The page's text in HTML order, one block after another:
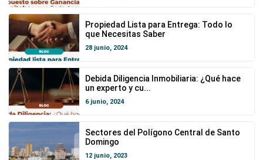
Propiedad Lista para Entrega: Todo lo
que Necesitas Saber
28 junio, 2024
Debida Diligencia Inmobiliaria: ¿Qué hace
un experto y cu...
6 junio, 2024
Sectores del Polígono Central de Santo
Domingo
12 junio, 2023